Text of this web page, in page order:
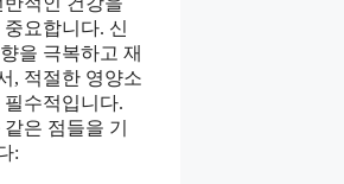
요합니다. 신
을 극복하고 재
, 적절한 영양소
수적입니다.
은 점들을 기
: